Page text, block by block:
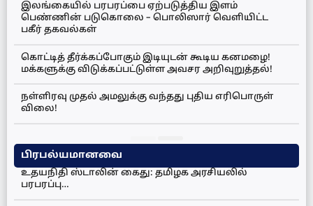
இலங்கையில் பரபரப்பை ஏற்படுத்திய இளம்
பெண்ணின் படுகொலை – பொலிஸார் வெளியிட்ட
பகீர் தகவல்கள்
கொட்டித் தீர்க்கப்போகும் இடியுடன் கூடிய கனமழை!
மக்களுக்கு விடுக்கப்பட்டுள்ள அவசர அறிவுறுத்தல்!
நள்ளிரவு முதல் அமலுக்கு வந்தது புதிய எரிபொருள்
விலை!
பிரபல்யமானவை
உதயநிதி ஸ்டாலின் கைது: தமிழக அரசியலில்
பரபரப்பு…